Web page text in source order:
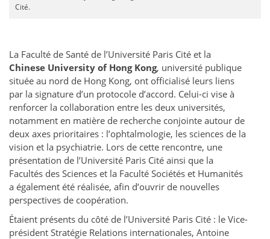
Cité.
La Faculté de Santé de l’Université Paris Cité et la
Chinese University of Hong Kong, université publique
située au nord de Hong Kong, ont officialisé leurs liens
par la signature d’un protocole d’accord. Celui-ci vise à
renforcer la collaboration entre les deux universités,
notamment en matière de recherche conjointe autour de
deux axes prioritaires : l’ophtalmologie, les sciences de la
vision et la psychiatrie. Lors de cette rencontre, une
présentation de l’Université Paris Cité ainsi que la
Facultés des Sciences et la Faculté Sociétés et Humanités
a également été réalisée, afin d’ouvrir de nouvelles
perspectives de coopération.
Étaient présents du côté de l’Université Paris Cité : le Vice-
président Stratégie Relations internationales, Antoine